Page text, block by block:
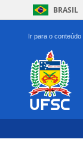
BRASIL
Ir para o conteúdo